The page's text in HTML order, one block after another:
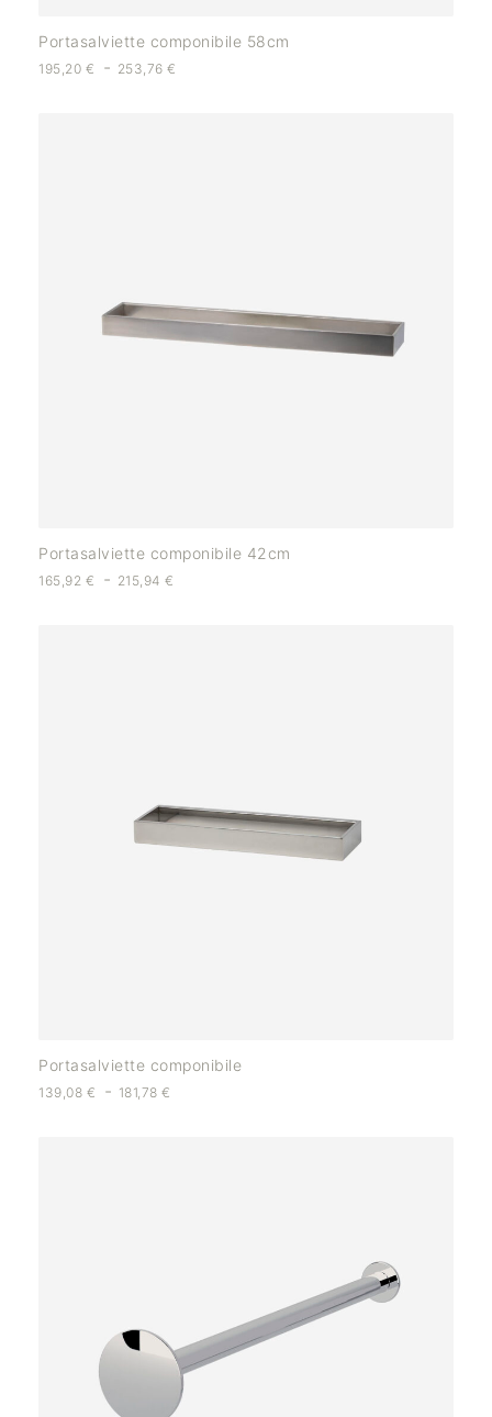
Portasalviette componibile 58cm
195,20 € - 253,76€
Portasalviette componibile 42cm
165,92 € - 215,94€
Portasalviette componibile
139,08 € - 181,78€